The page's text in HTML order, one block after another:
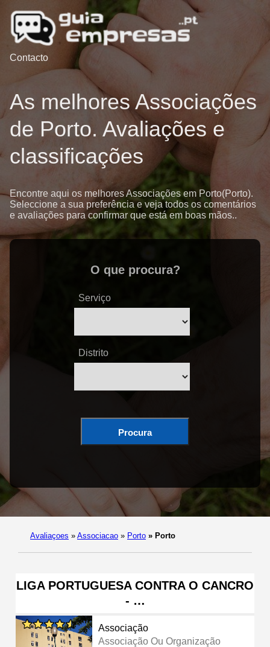
Contacto
As melhores Associações
de Porto. Avaliações e
classificações
Encontre aqui os melhores Associações em Porto(Porto).
Seleccione a sua preferência e veja todos os comentários
e avaliações para confirmar que está em boas mãos..
O que procura?
Serviço
Distrito
Procura
Avaliaçoes » Associacao » Porto » Porto
LIGA PORTUGUESA CONTRA O CANCRO
- …
Associação
Associação Ou Organização